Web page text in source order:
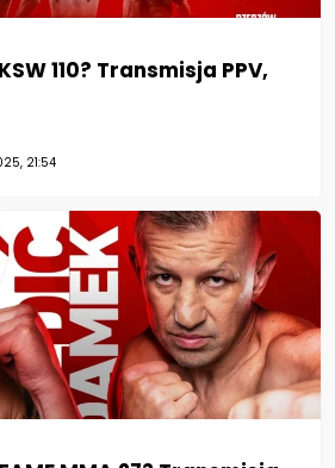
110? Transmisja PPV,
21:54